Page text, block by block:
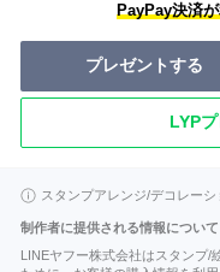
PayPay決済
プレゼントする
LYP
スタンプアレンジ/デコレー
制作者に提供される情報について
LINEヤフー株式会社はスタンプ/